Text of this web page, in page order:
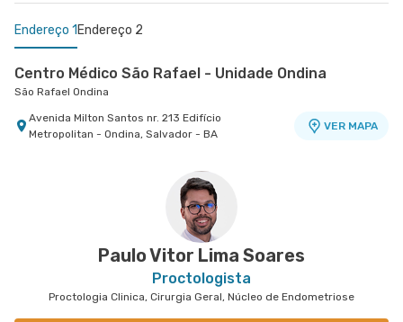
Endereço 1 Endereço 2
Centro Médico São Rafael - Unidade Ondina
São Rafael Ondina
Avenida Milton Santos nr. 213 Edifício
Metropolitan - Ondina, Salvador - BA
VER MAPA
Paulo Vitor Lima Soares
Proctologista
Proctologia Clinica, Cirurgia Geral, Núcleo de Endometriose